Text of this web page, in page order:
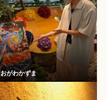
おがわかずま